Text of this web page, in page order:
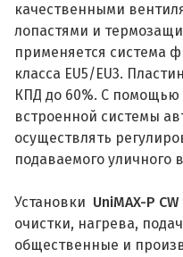
качественными
лопастями и
применяется система
класса EU5/EU3.
КПД до 60%. С помощью
встроенной системы
осуществлять
подаваемого уличного
Установки UniMAX-P CW
очистки, нагрева,
общественные и